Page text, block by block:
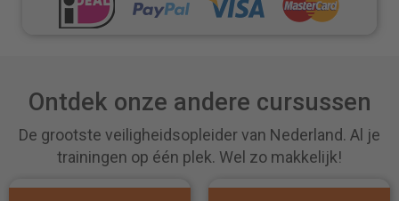
Ontdek onze andere cursussen
De grootste veiligheidsopleider van Nederland. Al je
trainingen op één plek. Wel zo makkelijk!